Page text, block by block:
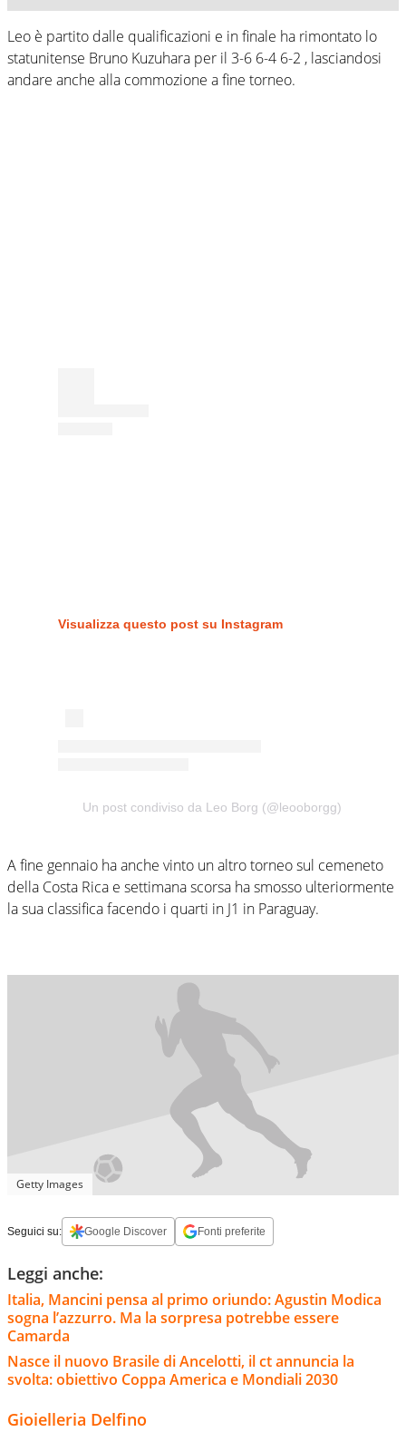
Leo è partito dalle qualificazioni e in finale ha rimontato lo
statunitense Bruno Kuzuhara per il 3-6 6-4 6-2 , lasciandosi
andare anche alla commozione a fine torneo.
Visualizza questo post su Instagram
Un post condiviso da Leo Borg (@leooborgg)
A fine gennaio ha anche vinto un altro torneo sul cemeneto
della Costa Rica e settimana scorsa ha smosso ulteriormente
la sua classifica facendo i quarti in J1 in Paraguay.
Getty Images
Seguici su: Google Discover Fonti preferite
Leggi anche:
Italia, Mancini pensa al primo oriundo: Agustin Modica
sogna l’azzurro. Ma la sorpresa potrebbe essere
Camarda
Nasce il nuovo Brasile di Ancelotti, il ct annuncia la
svolta: obiettivo Coppa America e Mondiali 2030
Gioielleria Delfino